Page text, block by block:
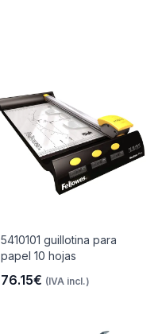
5410101 guillotina para
papel 10 hojas
76.15€ (IVA incl.)